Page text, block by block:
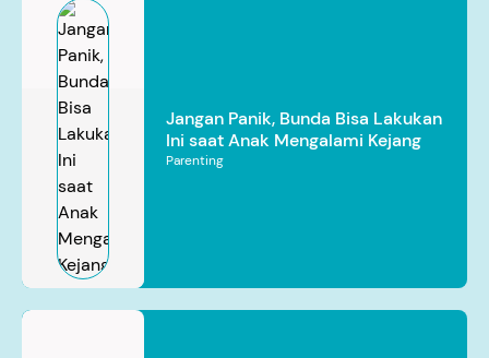
Jangan Panik, Bunda Bisa Lakukan
Ini saat Anak Mengalami Kejang
Parenting